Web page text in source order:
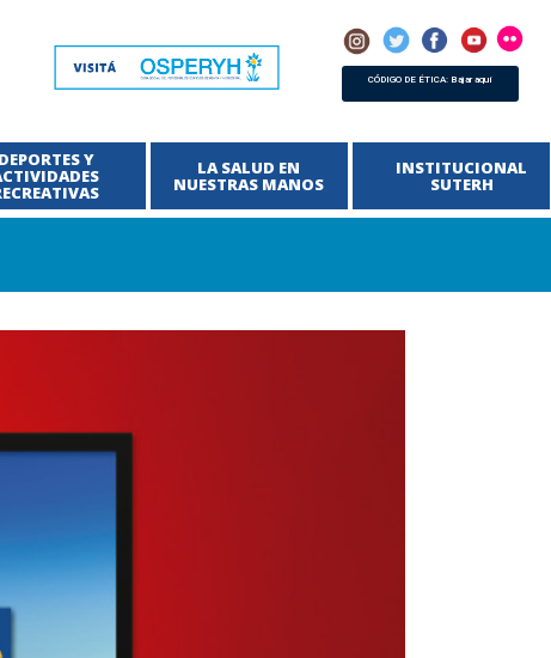
CÓDIGO DE ÉTICA: Bajar aquí
DEPORTES Y LA SALUD EN
NUESTRAS MANOS
INSTITUCIONAL
SUTERH